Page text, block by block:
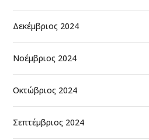
Δεκέμβριος 2024
Νοέμβριος 2024
Οκτώβριος 2024
Σεπτέμβριος 2024